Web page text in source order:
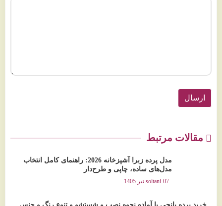
ارسال
مقالات مرتبط
مدل پرده زبرا آشپزخانه 2026: راهنمای کامل انتخاب
مدل‌های ساده، چاپی و طرح‌دار
soltani 07 تیر 1405